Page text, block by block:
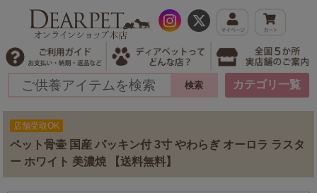
カテゴリ一覧
店舗受取OK
ペット骨壷 国産 パッキン付 3寸 やわらぎ オーロラ ラスタ
ー ホワイト 美濃焼 【送料無料】